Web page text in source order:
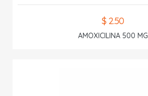
$ 2.50
AMOXICILINA 500 MG